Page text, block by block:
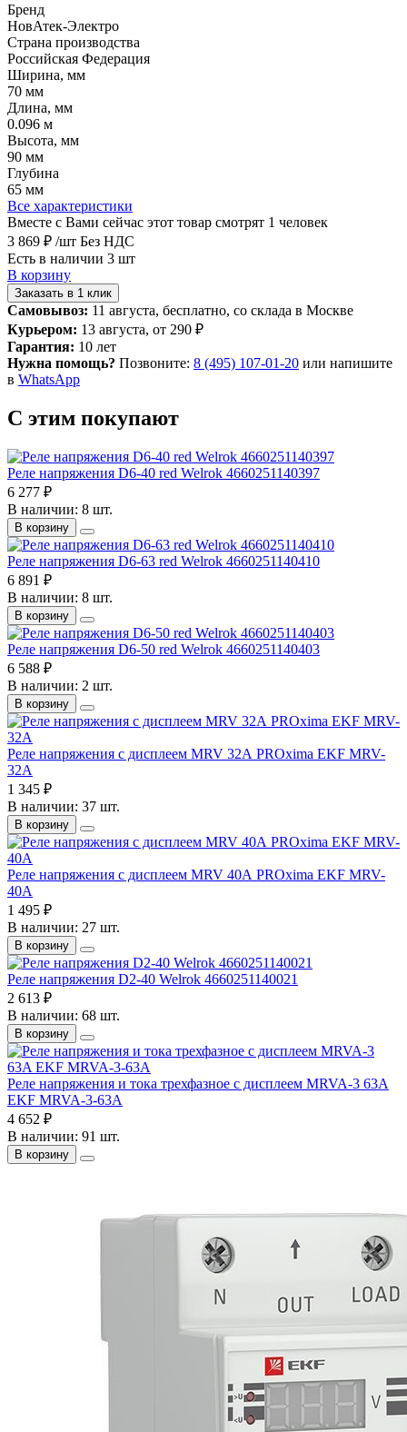
Бренд
НовАтек-Электро
Страна производства
Российская Федерация
Ширина, мм
70 мм
Длина, мм
0.096 м
Высота, мм
90 мм
Глубина
65 мм
Все характеристики
Вместе с Вами сейчас этот товар смотрят 1 человек
3 869 ₽ /шт Без НДС
Есть в наличии 3 шт
В корзину
Заказать в 1 клик
Самовывоз: 11 августа, бесплатно, со склада в Москве
Курьером: 13 августа, от 290 ₽
Гарантия: 10 лет
Нужна помощь? Позвоните: 8 (495) 107-01-20 или напишите
в WhatsApp
С этим покупают
Реле напряжения D6-40 red Welrok 4660251140397
6 277 ₽
В наличии: 8 шт.
В корзину
Реле напряжения D6-63 red Welrok 4660251140410
6 891 ₽
В наличии: 8 шт.
В корзину
Реле напряжения D6-50 red Welrok 4660251140403
6 588 ₽
В наличии: 2 шт.
В корзину
Реле напряжения с дисплеем MRV 32А PROxima EKF MRV-
32A
1 345 ₽
В наличии: 37 шт.
В корзину
Реле напряжения с дисплеем MRV 40А PROxima EKF MRV-
40A
1 495 ₽
В наличии: 27 шт.
В корзину
Реле напряжения D2-40 Welrok 4660251140021
2 613 ₽
В наличии: 68 шт.
В корзину
Реле напряжения и тока трехфазное с дисплеем MRVA-3 63A
EKF MRVA-3-63A
4 652 ₽
В наличии: 91 шт.
В корзину